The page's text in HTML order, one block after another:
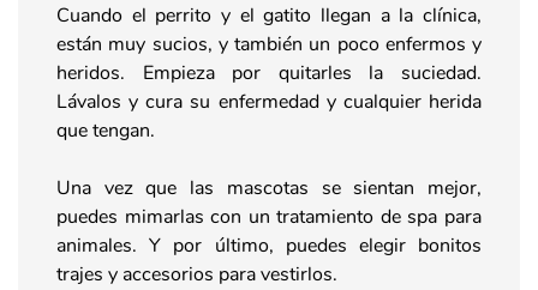
Cuando el perrito y el gatito llegan a la clínica,
están muy sucios, y también un poco enfermos y
heridos. Empieza por quitarles la suciedad.
Lávalos y cura su enfermedad y cualquier herida
que tengan.
Una vez que las mascotas se sientan mejor,
puedes mimarlas con un tratamiento de spa para
animales. Y por último, puedes elegir bonitos
trajes y accesorios para vestirlos.